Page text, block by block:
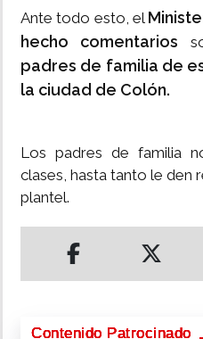
Ante todo esto, el
hecho comentarios
padres de familia de
la ciudad de Colón.
Los padres de familia
clases, hasta tanto le den
plantel.
Contenido Patrocinado